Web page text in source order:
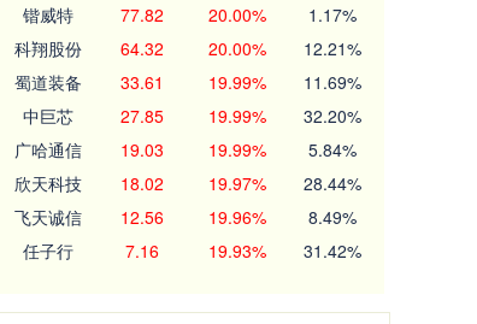
锴威特 77.82 20.00% 1.17%
科翔股份 64.32 20.00% 12.21%
蜀道装备 33.61 19.99% 11.69%
中巨芯 27.85 19.99% 32.20%
广哈通信 19.03 19.99% 5.84%
欣天科技 18.02 19.97% 28.44%
飞天诚信 12.56 19.96% 8.49%
任子行 7.16 19.93% 31.42%